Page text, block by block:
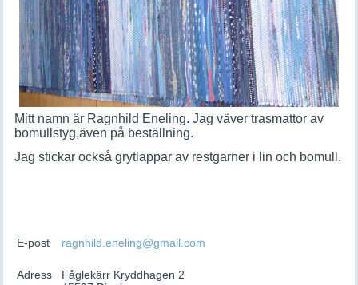
Mitt namn är Ragnhild Eneling. Jag väver trasmattor av
bomullstyg,även på beställning.
Jag stickar också grytlappar av restgarner i lin och bomull.
E-post ragnhild.eneling@gmail.com
Adress
Fåglekärr Kryddhagen 2